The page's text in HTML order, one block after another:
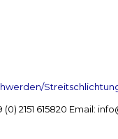
2151 615820 Email: